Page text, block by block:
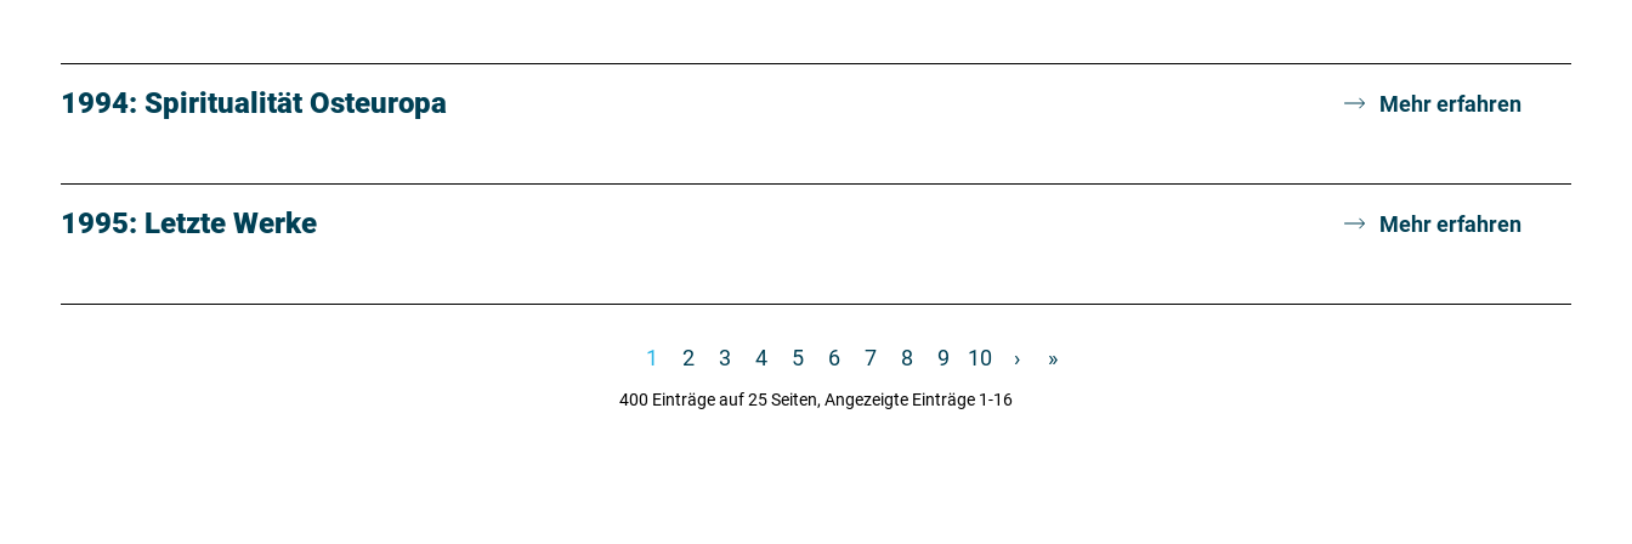
1994: Spiritualität Osteuropa Mehr erfahren
1995: Letzte Werke Mehr erfahren
1 2 3 4 5 6 7 8 9 10 › »
400 Einträge auf 25 Seiten, Angezeigte Einträge 1-16